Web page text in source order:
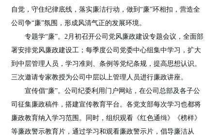
自觉，守住纪律底线，落实廉洁行动，做到“廉”环相扣，营造全
公司争“廉”氛围，形成风清气正的发展环境。
专题学“廉”。2月初召开公司党风廉政建设专题会议，全面部
署安排党风廉政建设工；每季度公司党委中心组集中学习，扩大
到中层管理人员，学习准则、条例等党纪条规，提高思想认识。
三次邀请专家教授为公司中层以上管理人员进行廉政讲座。
宣传倡“廉”。公司纪委利用门户网站，在公司总部及各子公
司征集廉政稿件，搭建宣传教育平台。各党支部每次学习也都将
廉政教育纳入学习范围。同时，组织观看《红色通缉》《榜样》
等廉政警示教育片，通过学习和观看廉政警示片，倡导廉洁从